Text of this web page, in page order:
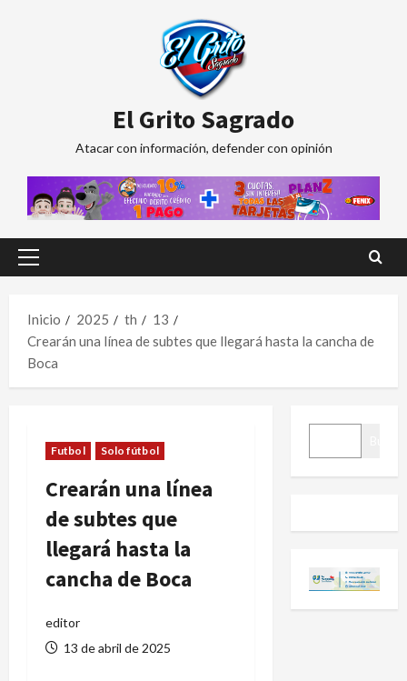
El Grito Sagrado
Atacar con información, defender con opinión
Menú
Inicio
2025 th
13
Crearán una línea de subtes que llegará hasta la cancha de
Boca
Futbol Solo fútbol
Crearán una línea
de subtes que
llegará hasta la
cancha de Boca
editor
13 de abril de 2025